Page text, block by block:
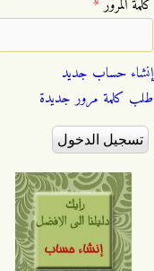
‏كلمة المرور ‏*
إنشاء حساب جديد
طلب كلمة مرور جديدة